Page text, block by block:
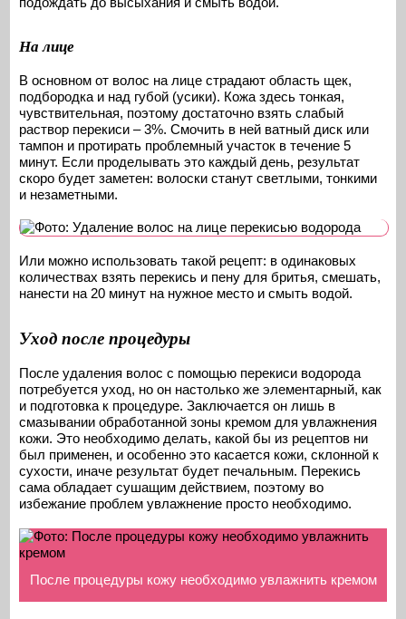
На лице
В основном от волос на лице страдают область щек,
подбородка и над губой (усики). Кожа здесь тонкая,
чувствительная, поэтому достаточно взять слабый
раствор перекиси – 3%. Смочить в ней ватный диск или
тампон и протирать проблемный участок в течение 5
минут. Если проделывать это каждый день, результат
скоро будет заметен: волоски станут светлыми, тонкими
и незаметными.
Или можно использовать такой рецепт: в одинаковых
количествах взять перекись и пену для бритья, смешать,
нанести на 20 минут на нужное место и смыть водой.
Уход после процедуры
После удаления волос с помощью перекиси водорода
потребуется уход, но он настолько же элементарный, как
и подготовка к процедуре. Заключается он лишь в
смазывании обработанной зоны кремом для увлажнения
кожи. Это необходимо делать, какой бы из рецептов ни
был применен, и особенно это касается кожи, склонной к
сухости, иначе результат будет печальным. Перекись
сама обладает сушащим действием, поэтому во
избежание проблем увлажнение просто необходимо.
После процедуры кожу необходимо увлажнить кремом